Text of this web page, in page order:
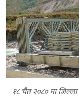
१८ चैत २०८० मा जिल्ला